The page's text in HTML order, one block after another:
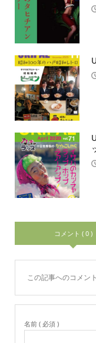
コメント ( 0 )
この記事へのコメン
名前 ( 必須 )